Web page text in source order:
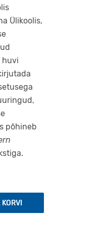
Ülikoolis,
huvi
põhineb
NSV-s: võim, kultuur,